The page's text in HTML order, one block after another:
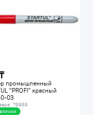
промышленный
"PROFI" красный
03
78989